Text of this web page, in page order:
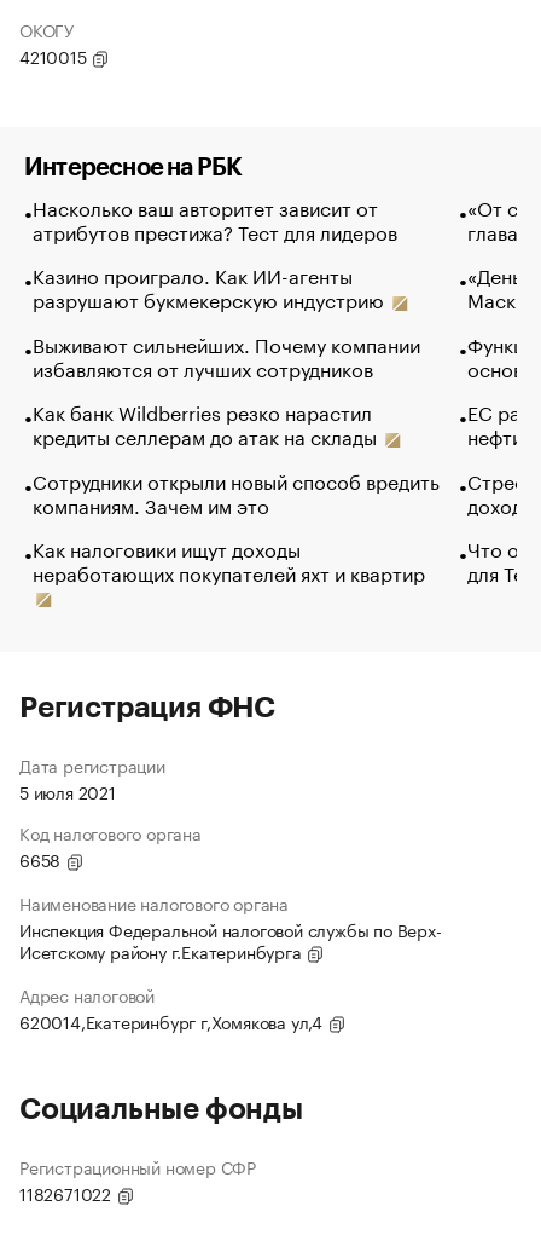
ОКОГУ
4210015
Интересное на РБК
Насколько ваш авторитет зависит от
атрибутов престижа? Тест для лидеров
Казино проиграло. Как ИИ-агенты
разрушают букмекерскую индустрию
Выживают сильнейших. Почему компании
избавляются от лучших сотрудников
Как банк Wildberries резко нарастил
кредиты селлерам до атак на склады
Сотрудники открыли новый способ вредить
компаниям. Зачем им это
Как налоговики ищут доходы
неработающих покупателей яхт и квартир
«От
глава
Маск в
основ
ЕС
нефти
Что
для
Регистрация ФНС
Дата регистрации
5 июля 2021
Код налогового органа
6658
Наименование налогового органа
Инспекция Федеральной налоговой службы по Верх-
Исетскому району г.Екатеринбурга
Адрес налоговой
620014,Екатеринбург г,Хомякова ул,4
Социальные фонды
Регистрационный номер СФР
1182671022